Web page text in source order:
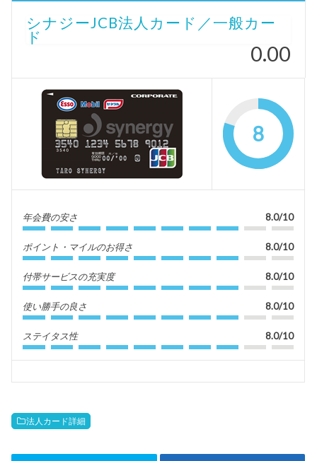
シナジーJCB法人カード／一般カー
ド
0.00
8
年会費の安さ 8.0/10
ポイント・マイルのお得さ 8.0/10
付帯サービスの充実度 8.0/10
使い勝手の良さ 8.0/10
ステイタス性 8.0/10
法人カード詳細